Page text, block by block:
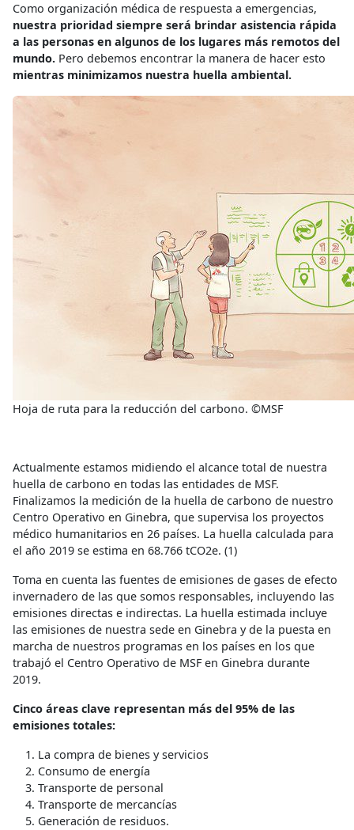
Como organización médica de respuesta a emergencias,
nuestra prioridad siempre será brindar asistencia rápida
a las personas en algunos de los lugares más remotos del
mundo. Pero debemos encontrar la manera de hacer esto
mientras minimizamos nuestra huella ambiental.
Hoja de ruta para la reducción del carbono. ©MSF
Actualmente estamos midiendo el alcance total de nuestra
huella de carbono en todas las entidades de MSF.
Finalizamos la medición de la huella de carbono de nuestro
Centro Operativo en Ginebra, que supervisa los proyectos
médico humanitarios en 26 países. La huella calculada para
el año 2019 se estima en 68.766 tCO2e. (1)
Toma en cuenta las fuentes de emisiones de gases de efecto
invernadero de las que somos responsables, incluyendo las
emisiones directas e indirectas. La huella estimada incluye
las emisiones de nuestra sede en Ginebra y de la puesta en
marcha de nuestros programas en los países en los que
trabajó el Centro Operativo de MSF en Ginebra durante
2019.
Cinco áreas clave representan más del 95% de las
emisiones totales:
La compra de bienes y servicios
Consumo de energía
Transporte de personal
Transporte de mercancías
Generación de residuos.